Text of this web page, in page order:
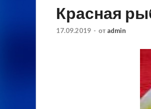
Красная
17.09.2019 - от admin